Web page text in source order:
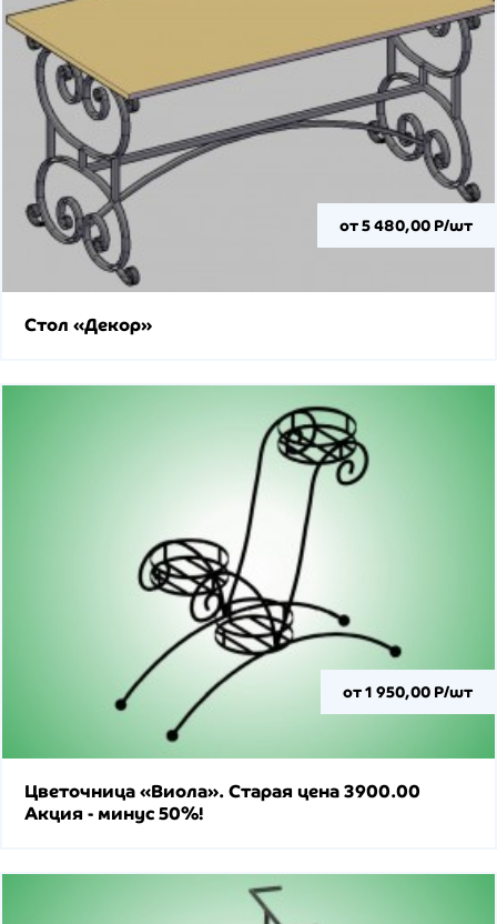
от 5 480,00 Р/шт
Стол «Декор»
от 1 950,00 Р/шт
Цветочница «Виола». Старая цена 3900.00
Акция - минус 50%!